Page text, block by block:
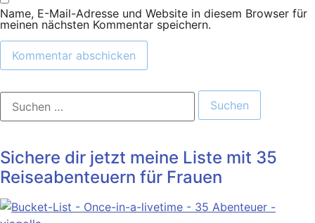
Name, E-Mail-Adresse und Website in diesem Browser für
meinen nächsten Kommentar speichern.
Suchen
nach:
Sichere dir jetzt meine Liste mit 35
Reiseabenteuern für Frauen